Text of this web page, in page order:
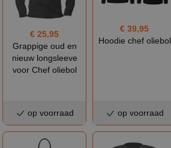
€ 25,95
Grappige oud en
nieuw longsleeve
voor Chef oliebol
op voorraad
€ 39,95
Hoodie chef oliebol
op voorraad